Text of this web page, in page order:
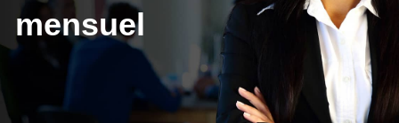
mensuel